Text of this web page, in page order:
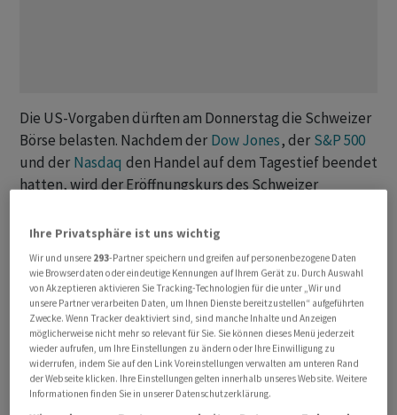
Die US-Vorgaben dürften am Donnerstag die Schweizer
Börse belasten. Nachdem der Dow Jones, der S&P 500
und der Nasdaq den Handel auf dem Tagestief beendet
hatten, wird der Eröffnungskurs des Schweizer
erwartet.
Anlegerinnen und Anleger sind nun gespannt, wie die
defensiven Werte auf die Kursrückgänge der US-
Technologieaktien reagieren werden. Denn am Vortag
glänzten dieSMI-SchwergewichteNestlé(+2,6
Prozent),Roche(+1,6 Prozent) undNovartis(+0,6
Prozent) mit teilweise hohen Kursgewinnen.
Ihre Privatsphäre ist uns wichtig
Wir und unsere 293-Partner speichern und greifen auf personenbezogene Daten
wie Browserdaten oder eindeutige Kennungen auf Ihrem Gerät zu. Durch Auswahl
von Akzeptieren aktivieren Sie Tracking-Technologien für die unter „Wir und
unsere Partner verarbeiten Daten, um Ihnen Dienste bereitzustellen“ aufgeführten
Zwecke. Wenn Tracker deaktiviert sind, sind manche Inhalte und Anzeigen
möglicherweise nicht mehr so relevant für Sie. Sie können dieses Menü jederzeit
wieder aufrufen, um Ihre Einstellungen zu ändern oder Ihre Einwilligung zu
widerrufen, indem Sie auf den Link Voreinstellungen verwalten am unteren Rand
der Webseite klicken. Ihre Einstellungen gelten innerhalb unseres Website. Weitere
Informationen finden Sie in unserer Datenschutzerklärung.